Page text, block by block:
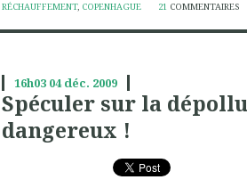
RÉCHAUFFEMENT, COPENHAGUE 21 COMMENTAIRES
16h03 04 déc. 2009
Spéculer sur la
dangereux !